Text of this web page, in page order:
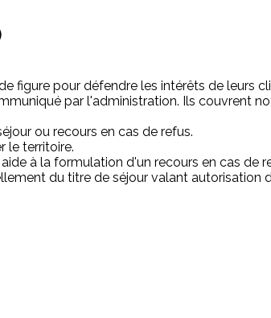
figure pour défendre les intérêts de leurs
par l'administration. Ils couvrent
ou recours en cas de refus.
le territoire.
à la formulation d'un recours en cas de
du titre de séjour valant autorisation